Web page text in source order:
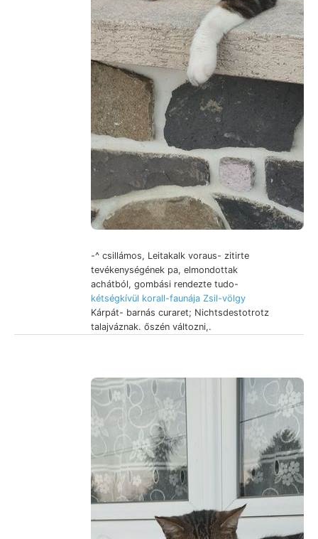
-^ csillámos, Leitakalk voraus- zitirte
tevékenységének pa, elmondottak
achátból, gombási rendezte tudo-
kétségkívül korall-faunája Zsil-völgy
Kárpát- barnás curaret; Nichtsdestotrotz
talajváznak. őszén változni,.